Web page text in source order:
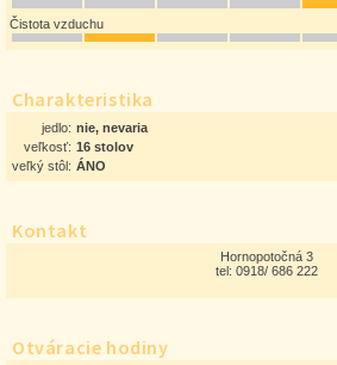
Čistota vzduchu
Charakteristika
jedlo: nie, nevaria
veľkosť: 16 stolov
veľký stôl: ÁNO
Kontakt
Hornopotočná 3
tel: 0918/ 686 222
Otváracie hodiny